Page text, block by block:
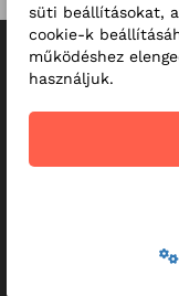
süti beállításokat,
cookie-k
működéshez
használjuk.